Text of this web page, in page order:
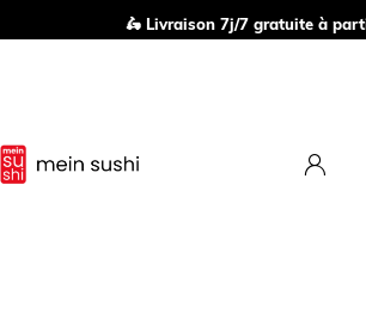
🛵 Livraison 7j/7 gratuite à